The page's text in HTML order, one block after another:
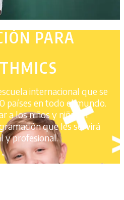
PARA
internacional que se
países en todo el mundo.
a los niños y niñas el
que les servirá
y profesional.